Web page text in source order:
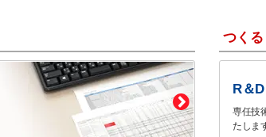
つくる
R＆
専任技
たしま